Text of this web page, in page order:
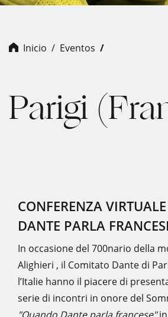
Inicio Eventos
Parigi
CONFERENZA
DANTE PARLA
In occasione del 700nario della
Alighieri , il Comitato Dante di
l’Italie hanno il piacere di
serie di incontri in onore del